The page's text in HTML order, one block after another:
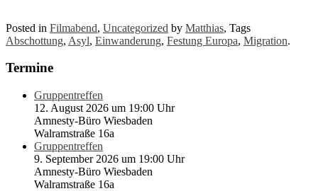
Posted in Filmabend, Uncategorized by Matthias, Tags
Abschottung, Asyl, Einwanderung, Festung Europa, Migration.
Termine
Gruppentreffen
12. August 2026 um 19:00 Uhr
Amnesty-Büro Wiesbaden
Walramstraße 16a
Gruppentreffen
9. September 2026 um 19:00 Uhr
Amnesty-Büro Wiesbaden
Walramstraße 16a